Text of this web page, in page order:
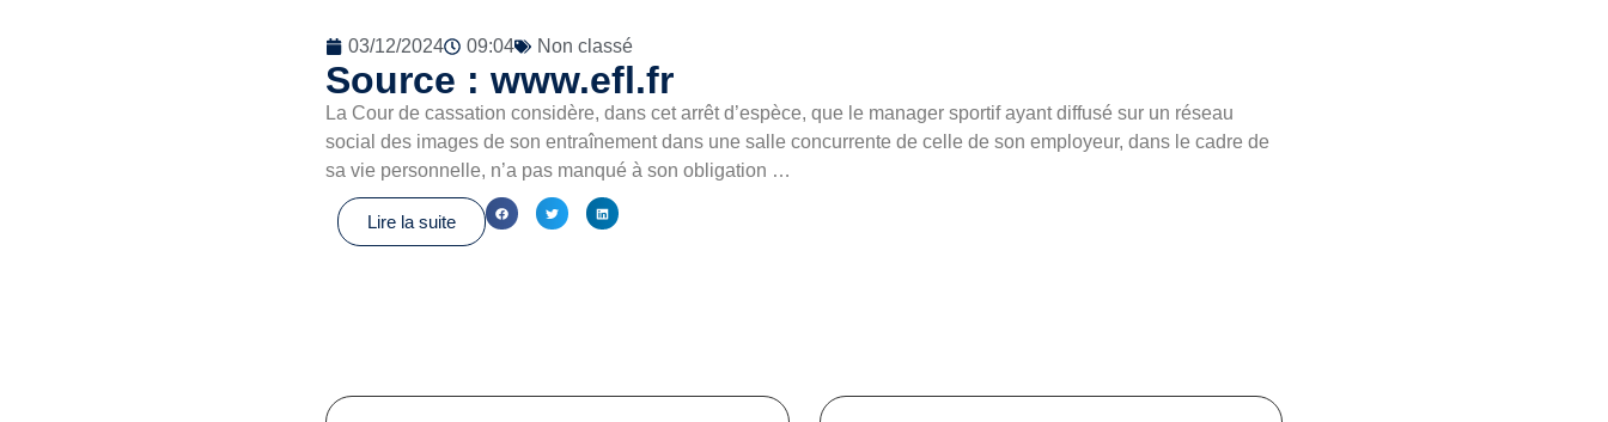
03/12/2024 09:04 Non classé
Source : www.efl.fr
La Cour de cassation considère, dans cet arrêt d’espèce, que le manager sportif ayant diffusé sur un réseau
social des images de son entraînement dans une salle concurrente de celle de son employeur, dans le cadre de
sa vie personnelle, n’a pas manqué à son obligation …
Lire la suite